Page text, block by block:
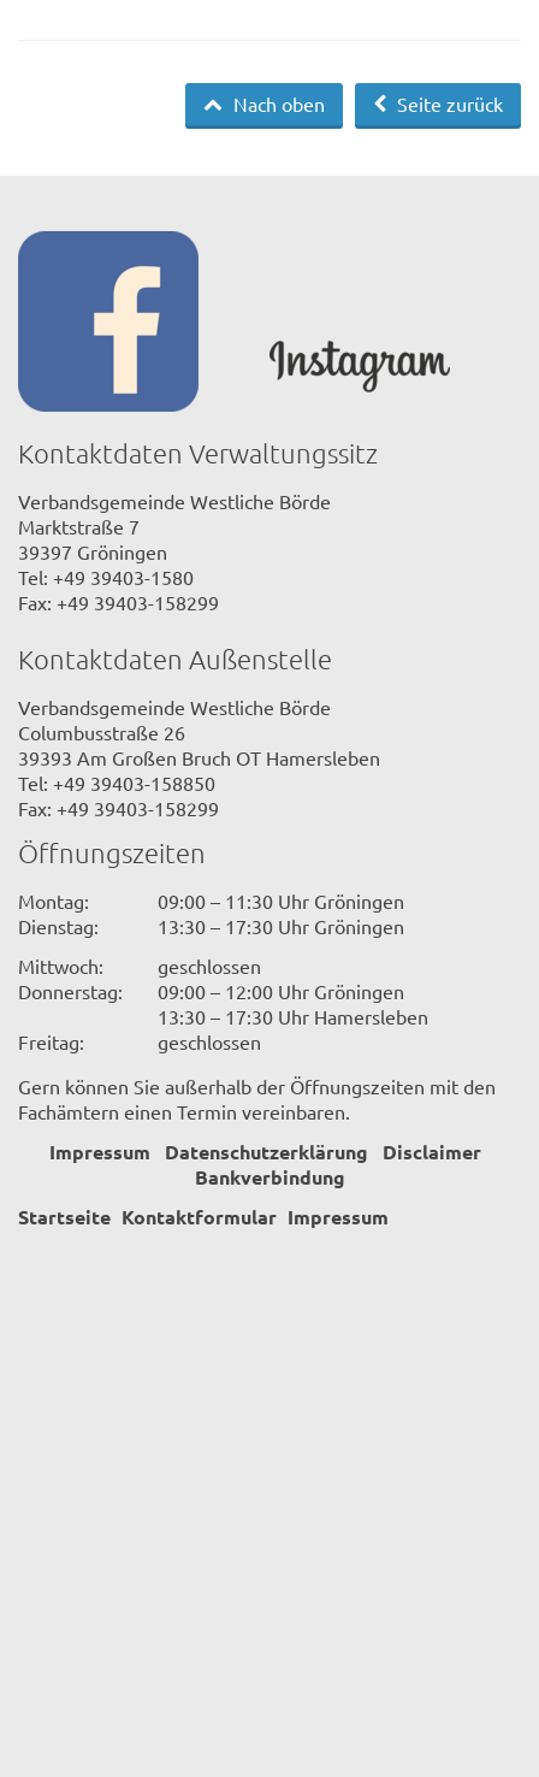
Seite zurück
Nach oben
Kontaktdaten Verwaltungssitz
Verbandsgemeinde Westliche Börde
Marktstraße 7
39397 Gröningen
Tel: +49 39403-1580
Fax: +49 39403-158299
Kontaktdaten Außenstelle
Verbandsgemeinde Westliche Börde
Columbusstraße 26
39393 Am Großen Bruch OT Hamersleben
Tel: +49 39403-158850
Fax: +49 39403-158299
Öffnungszeiten
Montag:
09:00 – 11:30 Uhr Gröningen
Dienstag:
13:30 – 17:30 Uhr Gröningen
Mittwoch:
geschlossen
Donnerstag:
09:00 – 12:00 Uhr Gröningen
13:30 – 17:30 Uhr Hamersleben
Freitag:
geschlossen
Gern können Sie außerhalb der Öffnungszeiten mit den
Fachämtern einen Termin vereinbaren.
Impressum Datenschutzerklärung
Disclaimer
Bankverbindung
Startseite Kontaktformular Impressum